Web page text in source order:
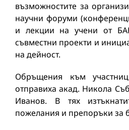
възможностите за
научни форуми
и лекции на учени от
съвместни проекти и
на дейност.
Обръщения към
отправиха акад. Никола
Иванов. В тях
пожелания и препоръки за